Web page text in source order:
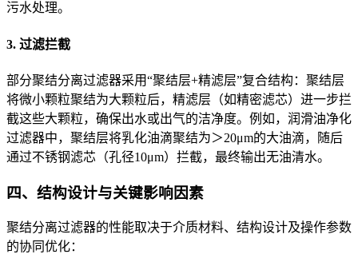
污水处理。
3. 过滤拦截
部分聚结分离过滤器采用“聚结层+精滤层”复合结构：聚结层
将微小颗粒聚结为大颗粒后，精滤层（如精密滤芯）进一步拦
截这些大颗粒，确保出水或出气的洁净度。例如，润滑油净化
过滤器中，聚结层将乳化油滴聚结为＞20μm的大油滴，随后
通过不锈钢滤芯（孔径10μm）拦截，最终输出无油清水。
四、结构设计与关键影响因素
聚结分离过滤器的性能取决于介质材料、结构设计及操作参数
的协同优化：